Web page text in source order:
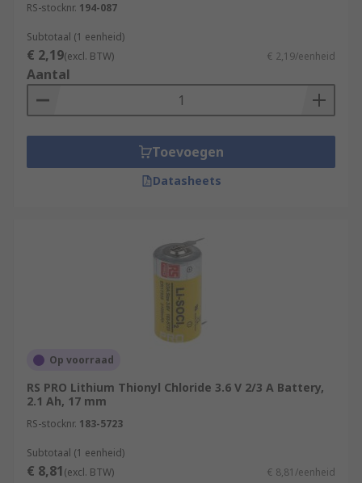
RS-stocknr. 194-087
Subtotaal (1 eenheid)
€ 2,19(excl. BTW) € 2,19/eenheid
Aantal
Toevoegen
Datasheets
Op voorraad
RS PRO Lithium Thionyl Chloride 3.6 V 2/3 A Battery,
2.1 Ah, 17 mm
RS-stocknr. 183-5723
Subtotaal (1 eenheid)
€ 8,81(excl. BTW) € 8,81/eenheid